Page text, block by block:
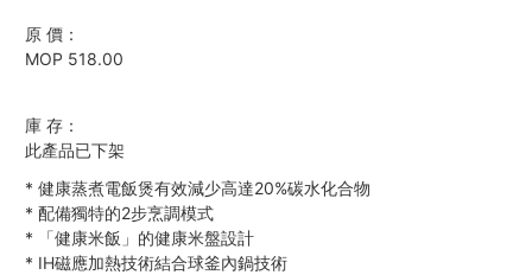
原 價：
MOP 518.00
庫 存：
此產品已下架
* 健康蒸煮電飯煲有效減少高達20%碳水化合物
* 配備獨特的2步烹調模式
* 「健康米飯」的健康米盤設計
* IH磁應加熱技術結合球釜內鍋技術